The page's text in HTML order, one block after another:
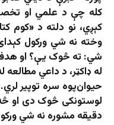
کله چې د علمي او
کېږي، نو دلته د «کوم
وخته نه شي ورکول
شي: ته څوک یې؟ او
له ډاکټر، د داعي مطالعه
حیوان‌پوه سره توپیر
لوستونکی څوک دی او
دقیقه مشوره نه شي